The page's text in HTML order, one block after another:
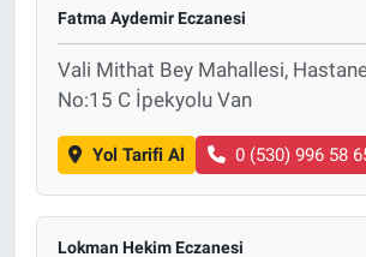
Fatma Aydemir Eczanesi
Vali Mithat Bey Mahallesi,
No:15 C İpekyolu Van
Yol Tarifi Al 0 (530) 996 58
Lokman Hekim Eczanesi